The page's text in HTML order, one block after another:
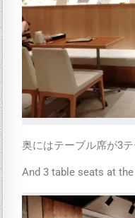
奥にはテーブル席が3テ
And 3 table seats at